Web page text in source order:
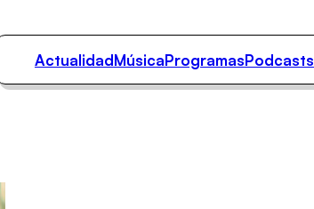
ActualidadMúsicaProgramasPodcasts